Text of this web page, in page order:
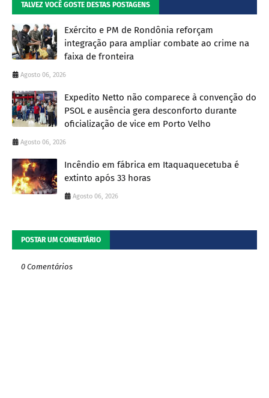
TALVEZ VOCÊ GOSTE DESTAS POSTAGENS
Exército e PM de Rondônia reforçam
integração para ampliar combate ao crime na
faixa de fronteira
Agosto 06, 2026
Expedito Netto não comparece à convenção do
PSOL e ausência gera desconforto durante
oficialização de vice em Porto Velho
Agosto 06, 2026
Incêndio em fábrica em Itaquaquecetuba é
extinto após 33 horas
Agosto 06, 2026
POSTAR UM COMENTÁRIO
0 Comentários